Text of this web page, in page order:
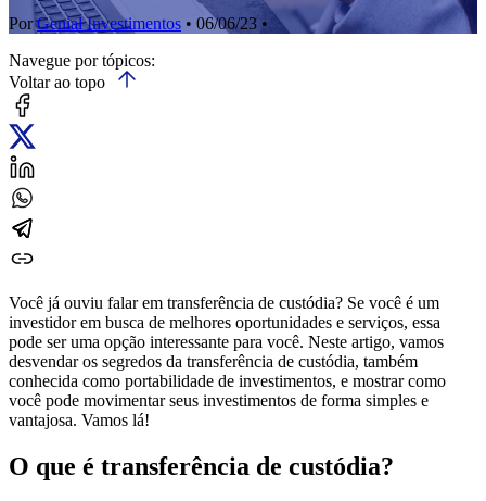
PorGenial Investimentos • 06/06/23 •
Navegue por tópicos:
Voltar ao topo
Você já ouviu falar em transferência de custódia? Se você é um
investidor em busca de melhores oportunidades e serviços, essa
pode ser uma opção interessante para você. Neste artigo, vamos
desvendar os segredos da transferência de custódia, também
conhecida como portabilidade de investimentos, e mostrar como
você pode movimentar seus investimentos de forma simples e
vantajosa. Vamos lá!
O que é transferência de custódia?